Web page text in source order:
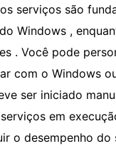
serviços são
Windows ,
. Você pode
com o Windows
ser iniciado
em
o desempenho do